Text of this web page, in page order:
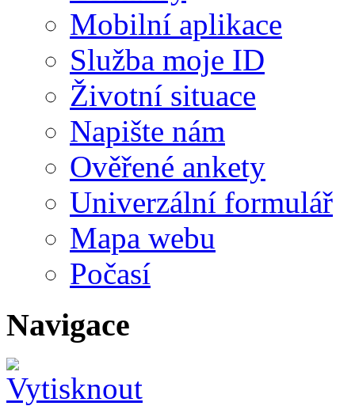
Mobilní aplikace
Služba moje ID
Životní situace
Napište nám
Ověřené ankety
Univerzální formulář
Mapa webu
Počasí
Navigace